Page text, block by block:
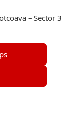
– Sector 3